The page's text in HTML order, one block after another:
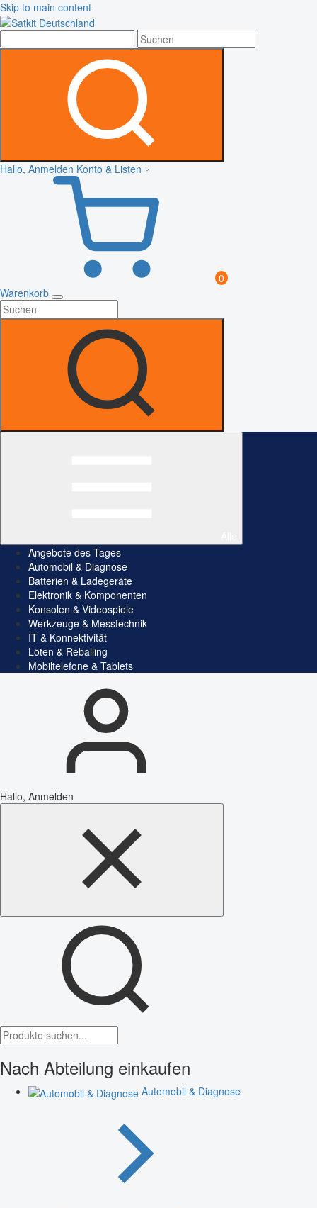
Skip to main content
Hallo, Anmelden Konto & Listen
0
Warenkorb
Angebote des Tages
Automobil & Diagnose
Batterien & Ladegeräte
Elektronik & Komponenten
Konsolen & Videospiele
Werkzeuge & Messtechnik
IT & Konnektivität
Löten & Reballing
Mobiltelefone & Tablets
Hallo, Anmelden
Nach Abteilung einkaufen
Automobil & Diagnose